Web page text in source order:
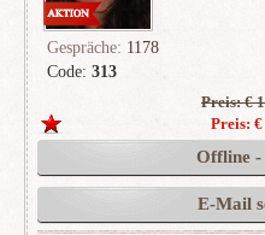
Code: 313
Gespräche: 1178
Preis: €
Preis:
Offline
E-Mail